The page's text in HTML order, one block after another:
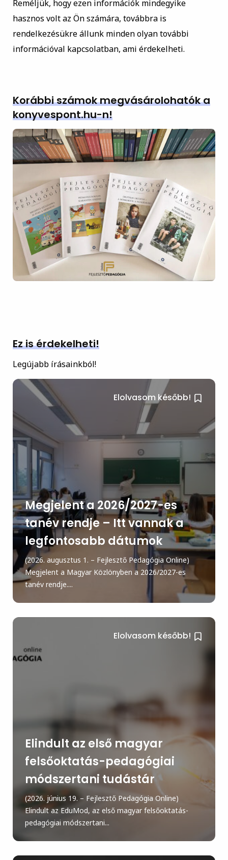
Korábbi számok megvásárolohatók a
konyvespont.hu-n!
Ez is érdekelheti!
Legújabb írásainkból!
Elolvasom később!
Megjelent a 2026/2027-es
tanév rendje – Itt vannak a
legfontosabb dátumok
(2026. augusztus 1. – Fejlesztő Pedagógia Online)
Megjelent a Magyar Közlönyben a 2026/2027-es
tanév rendje....
Elolvasom később!
Elindult az első magyar
felsőoktatás-pedagógiai
módszertani tudástár
(2026. június 19. – Fejlesztő Pedagógia Online)
Elindult az EduMod, az első magyar felsőoktatás-
pedagógiai módszertani...
Reméljük, hogy ezen információk mindegyike
hasznos volt az Ön számára, továbbra is
rendelkezésükre állunk minden olyan további
információval kapcsolatban, ami érdekelheti.